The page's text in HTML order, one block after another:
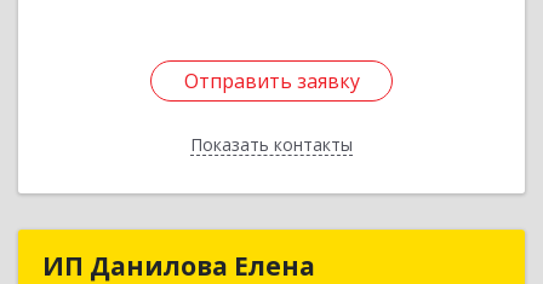
Отправить заявку
Показать контакты
Отправить заявку
Назад
ИП Данилова ЕленаИП Данилова Елена